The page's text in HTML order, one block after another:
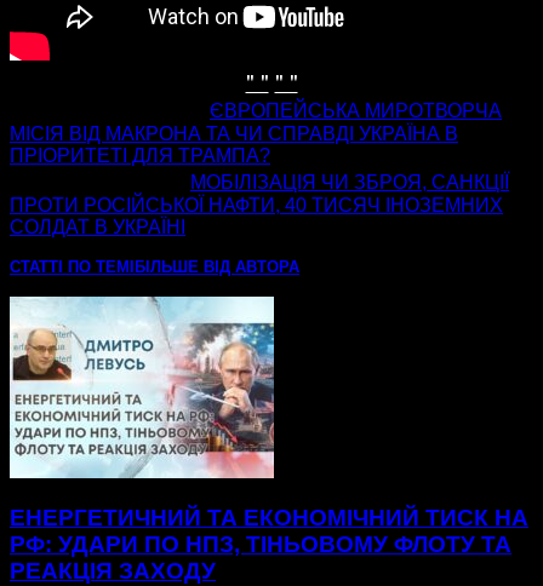
" " " "
ЄВРОПЕЙСЬКА МИРОТВОРЧА
МІСІЯ ВІД МАКРОНА ТА ЧИ СПРАВДІ УКРАЇНА В
ПРІОРИТЕТІ ДЛЯ ТРАМПА?
МОБІЛІЗАЦІЯ ЧИ ЗБРОЯ, САНКЦІЇ
ПРОТИ РОСІЙСЬКОЇ НАФТИ, 40 ТИСЯЧ ІНОЗЕМНИХ
СОЛДАТ В УКРАЇНІ
СТАТТІ ПО ТЕМІ БІЛЬШЕ ВІД АВТОРА
ЕНЕРГЕТИЧНИЙ ТА ЕКОНОМІЧНИЙ ТИСК НА
РФ: УДАРИ ПО НПЗ, ТІНЬОВОМУ ФЛОТУ ТА
РЕАКЦІЯ ЗАХОДУ